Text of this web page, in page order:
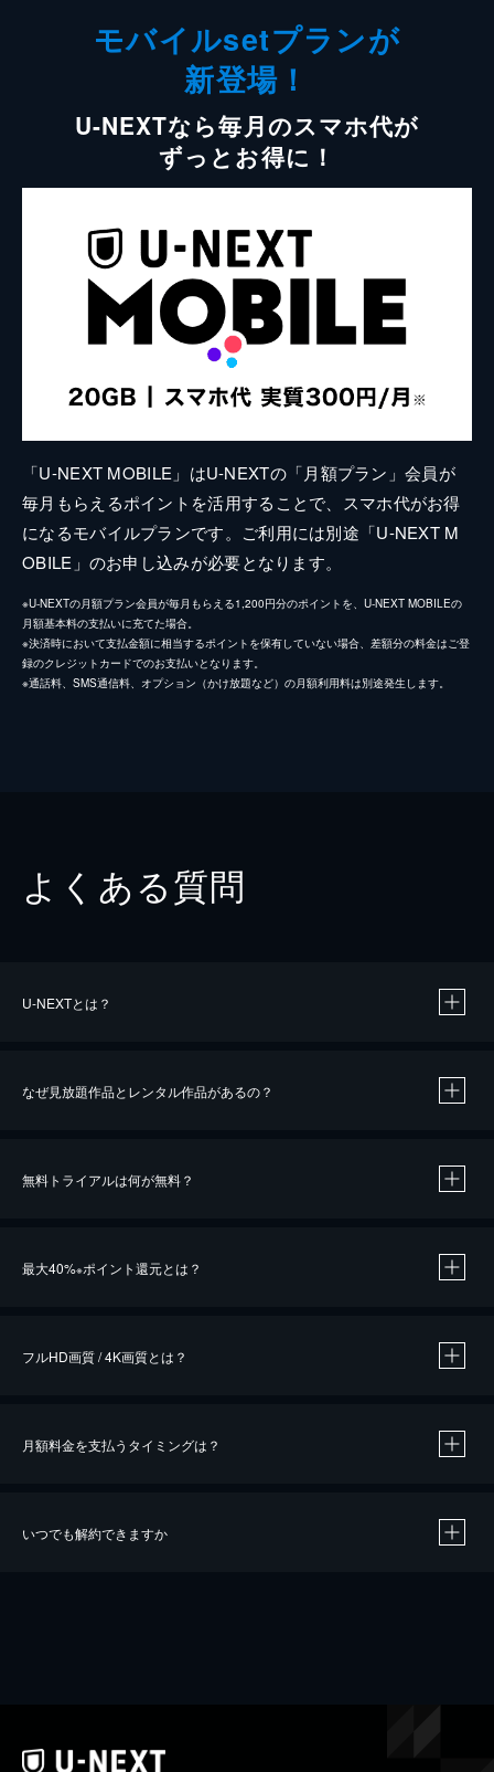
モバイルsetプランが
新登場！
U-NEXTなら毎月のスマホ代が
ずっとお得に！
「U-NEXT MOBILE」はU-NEXTの「月額プラン」会員が
毎月もらえるポイントを活用することで、スマホ代がお得
になるモバイルプランです。ご利用には別途「U-NEXT M
OBILE」のお申し込みが必要となります。
※U-NEXTの月額プラン会員が毎月もらえる1,200円分のポイントを、U-NEXT MOBILEの
月額基本料の支払いに充てた場合。
※決済時において支払金額に相当するポイントを保有していない場合、差額分の料金はご登
録のクレジットカードでのお支払いとなります。
※通話料、SMS通信料、オプション（かけ放題など）の月額利用料は別途発生します。
よくある質問
U-NEXTとは？
なぜ見放題作品とレンタル作品があるの？
無料トライアルは何が無料？
最大40%※ポイント還元とは？
※40％ポイント還元の対象は、クレジットカード決済による作品の購入 / レンタルです。
フルHD画質 / 4K画質とは？
月額料金を支払うタイミングは？
いつでも解約できますか